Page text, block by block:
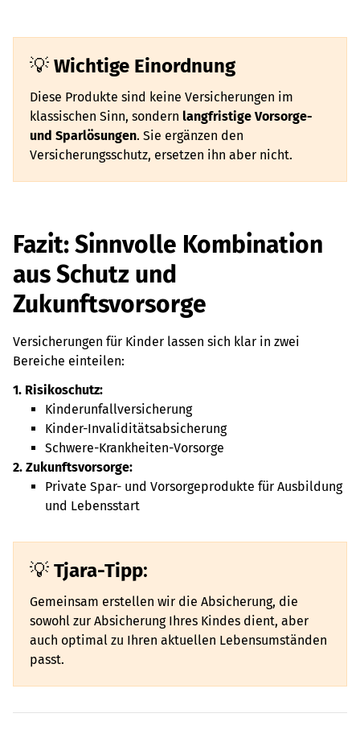
Wichtige Einordnung
Diese Produkte sind keine Versicherungen im
klassischen Sinn, sondern langfristige Vorsorge-
und Sparlösungen. Sie ergänzen den
Versicherungsschutz, ersetzen ihn aber nicht.
Fazit: Sinnvolle Kombination
aus Schutz und
Zukunftsvorsorge
Versicherungen für Kinder lassen sich klar in zwei
Bereiche einteilen:
1. Risikoschutz:
Kinderunfallversicherung
Kinder-Invaliditätsabsicherung
Schwere-Krankheiten-Vorsorge
2. Zukunftsvorsorge:
Private Spar- und Vorsorgeprodukte für Ausbildung
und Lebensstart
Tjara-Tipp:
Gemeinsam erstellen wir die Absicherung, die
sowohl zur Absicherung Ihres Kindes dient, aber
auch optimal zu Ihren aktuellen Lebensumständen
passt.